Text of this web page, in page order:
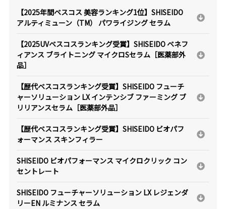
【2025年間ベスコス 美容ランキング1位】SHISEIDO
アルティミューン（TM） パワライジング セラム
【2025UVベスコスランキング受賞】SHISEIDO ベネフ
ィアンス ブライトニング マイクロSセラム［医薬部外
品］
【歴代ベスコスランキング受賞】SHISEIDO フューチ
ャーソリューション LX インテンシブ ファーミング ブ
リリアンスセラム［医薬部外品］
【歴代ベスコスランキング受賞】SHISEIDO ビオパフ
ォーマンス スキンフィラー
SHISEIDO ビオパフォーマンス マイクロクリック コン
セントレート
SHISEIDO フューチャーソリューション LX レジェンダ
リーEN ルミナンス セラム